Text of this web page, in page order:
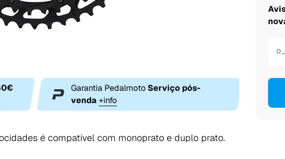
Garantia Pedalmoto Serviço pós-
venda +info
é compatível com monoprato e duplo prato.